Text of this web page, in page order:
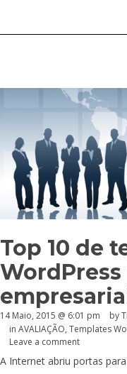
Top 10 de
14 Maio, 2015 @ 6:01 pm
by
in AVALIAÇÃO, Templates
Leave a comment
A Internet abriu portas